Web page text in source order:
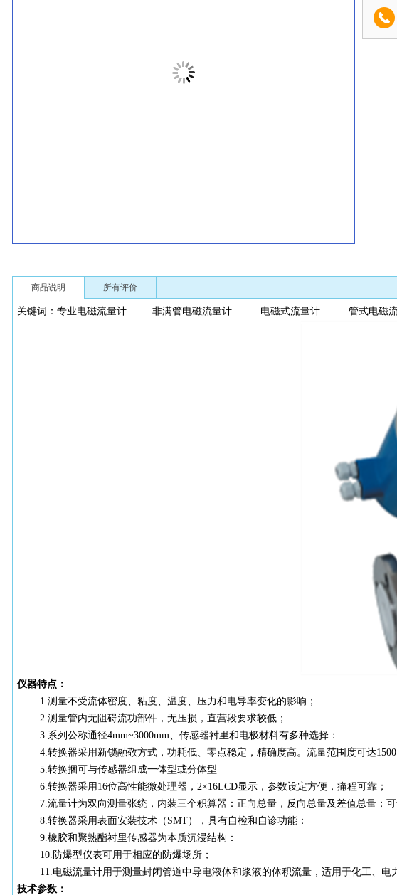
商品说明 所有评价
关键词：专业电磁流量计 非满管电磁流量计 电磁式流量计 管式电磁
仪器特点：
1.测量不受流体密度、粘度、温度、压力和电导率变化的影响；
2.测量管内无阻碍流功部件，无压损，直营段要求较低；
3.系列公称通径4mm~3000mm、传感器衬里和电极材料有多种选择：
4.转换器采用新锁融敬方式，功耗低、零点稳定，精确度高。流量范围度可达1500
5.转换捆可与传感器组成一体型或分体型
6.转换器采用16位高性能微处理器，2×16LCD显示，参数设定方便，痛程可靠；
7.流量计为双向测量张统，内装三个积算器：正向总量，反向总量及差值总量；
8.转换器采用表面安装技术（SMT），具有自检和自诊功能：
9.橡胶和聚熟酯衬里传感器为本质沉浸结构：
10.防爆型仪表可用于相应的防爆场所；
11.电磁流量计用于测量封闭管道中导电液体和浆液的体积流量，适用于化工、电
技术参数：